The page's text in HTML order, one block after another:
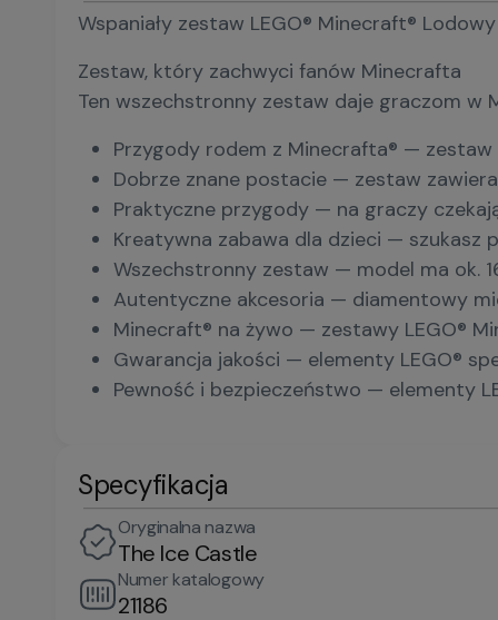
Wspaniały zestaw LEGO® Minecraft®
Zestaw, który zachwyci fanów Minecrafta
Ten wszechstronny zestaw daje graczom w
Przygody rodem z Minecrafta® —
Dobrze znane postacie — zestaw
Praktyczne przygody — na graczy
Kreatywna zabawa dla dzieci — szukasz
Wszechstronny zestaw — model ma ok.
Autentyczne akcesoria — diamentowy
Minecraft® na żywo — zestawy LEGO®
Gwarancja jakości — elementy LEGO®
Pewność i bezpieczeństwo — elementy
Specyfikacja
Oryginalna nazwa
The Ice Castle
Numer katalogowy
21186